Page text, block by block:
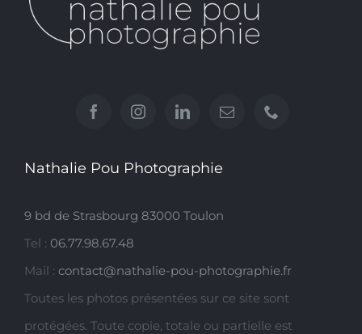
Nathalie Pou Photographie
9 bd de Strasbourg 83000 Toulon
Tel : 06.77.98.67.48
Mail : contact@nathalie-pou-photographie.fr
Toutes les photos présentées sur ce site sont
protégées. Toute copie, totale ou partielle est